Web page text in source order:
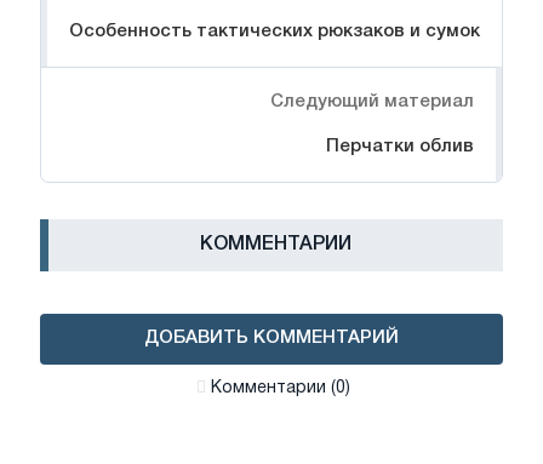
Особенность тактических рюкзаков и сумок
Следующий материал
Перчатки облив
КОММЕНТАРИИ
ДОБАВИТЬ КОММЕНТАРИЙ
Комментарии (0)